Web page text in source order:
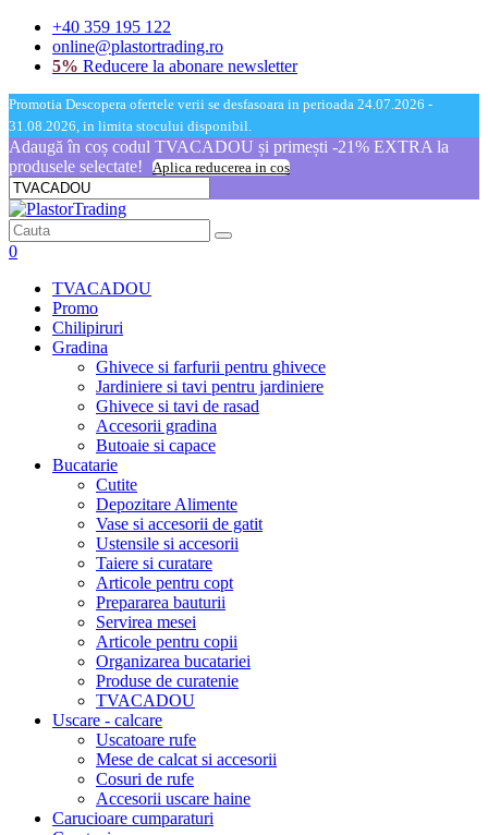
+40 359 195 122
online@plastortrading.ro
5% Reducere la abonare newsletter
Promotia Descopera ofertele verii se desfasoara in perioada 24.07.2026 -
31.08.2026, in limita stocului disponibil.
Adaugă în coș codul TVACADOU și primești -21% EXTRA la
produsele selectate!
Aplica reducerea in cos
0
TVACADOU
Promo
Chilipiruri
Gradina
Ghivece si farfurii pentru ghivece
Jardiniere si tavi pentru jardiniere
Ghivece si tavi de rasad
Accesorii gradina
Butoaie si capace
Bucatarie
Cutite
Depozitare Alimente
Vase si accesorii de gatit
Ustensile si accesorii
Taiere si curatare
Articole pentru copt
Prepararea bauturii
Servirea mesei
Articole pentru copii
Organizarea bucatariei
Produse de curatenie
TVACADOU
Uscare - calcare
Uscatoare rufe
Mese de calcat si accesorii
Cosuri de rufe
Accesorii uscare haine
Carucioare cumparaturi